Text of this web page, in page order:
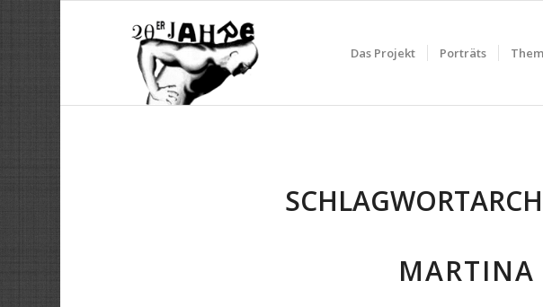
Das Projekt Porträts
MARTINA